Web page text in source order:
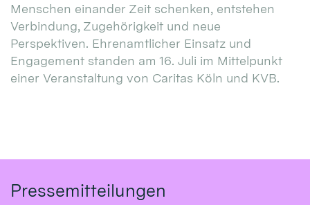
Menschen einander Zeit schenken, entstehen
Verbindung, Zugehörigkeit und neue
Perspektiven. Ehrenamtlicher Einsatz und
Engagement standen am 16. Juli im Mittelpunkt
einer Veranstaltung von Caritas Köln und KVB.
Pressemitteilungen